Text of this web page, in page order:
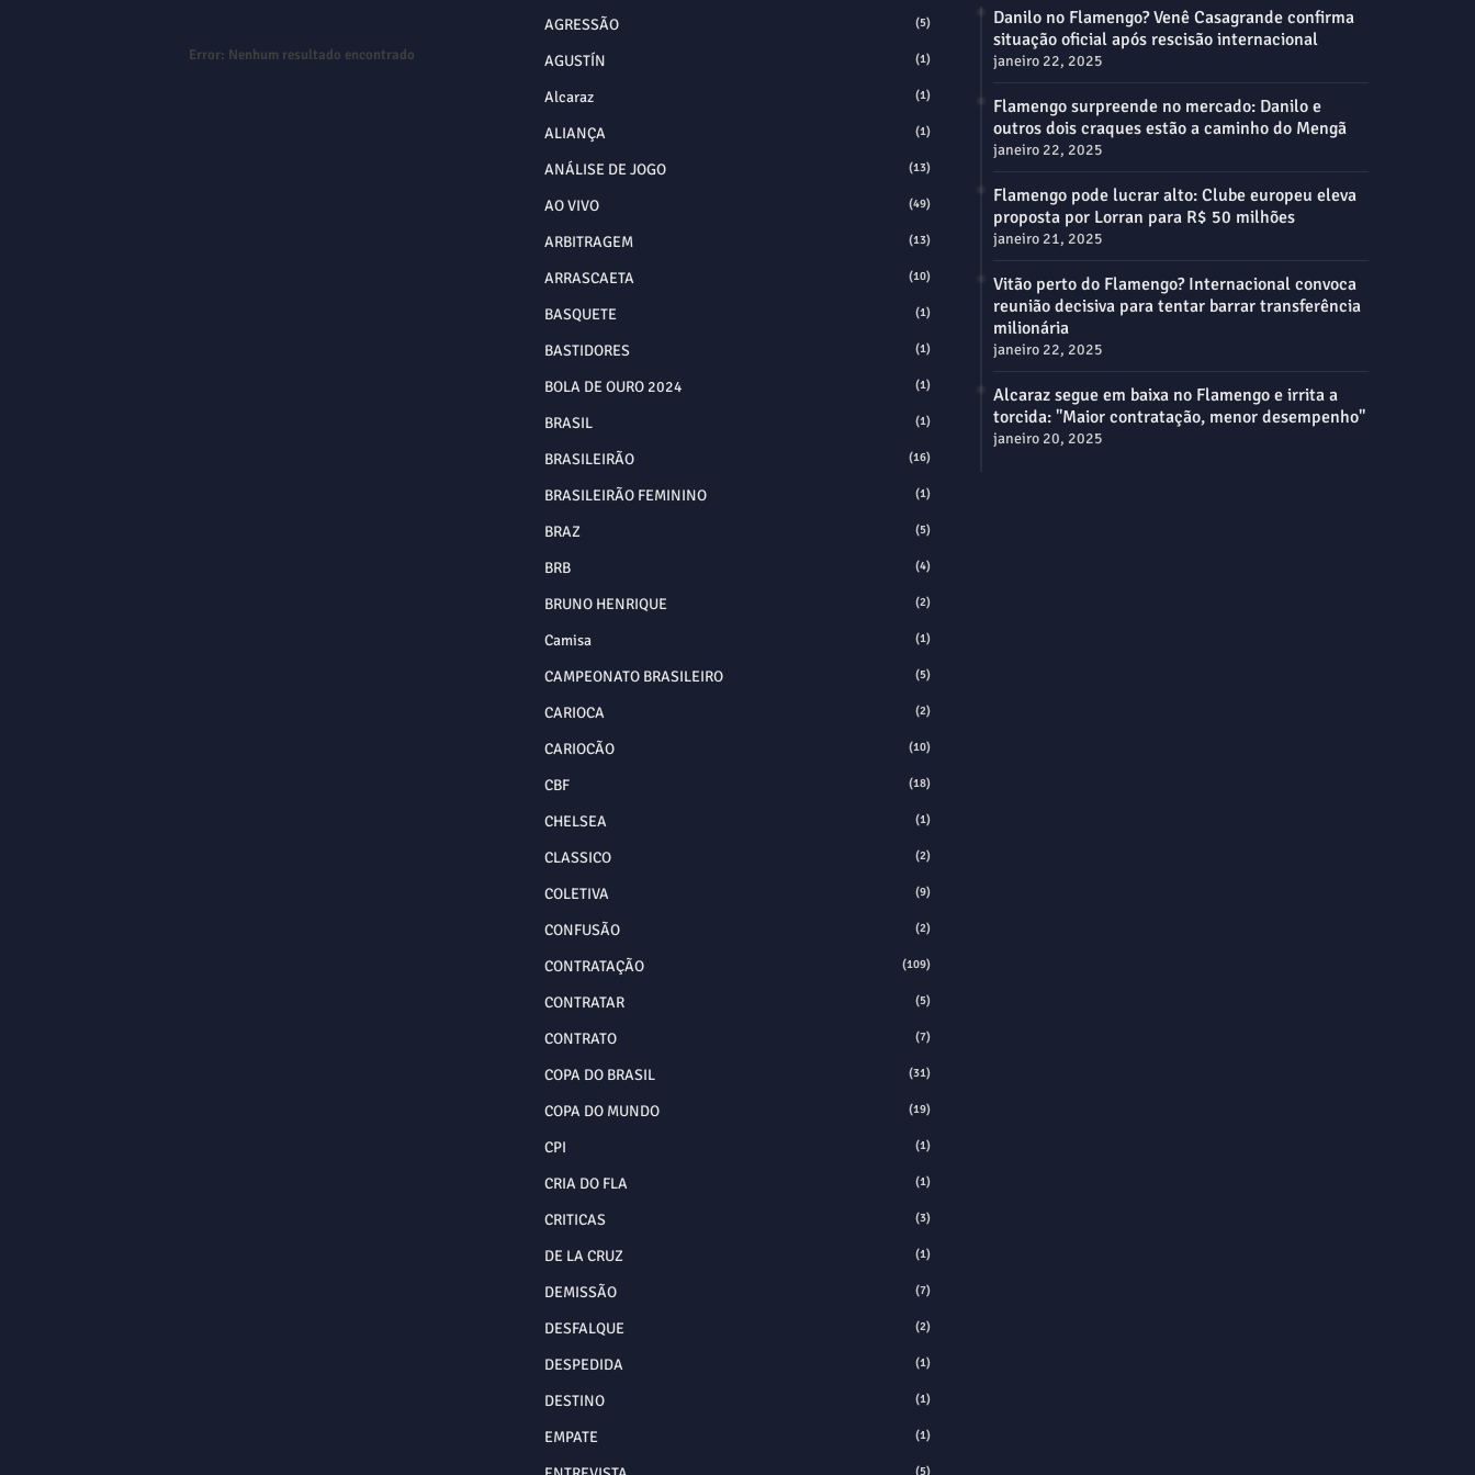
Error: Nenhum resultado encontrado
AGRESSÃO (5)
AGUSTÍN (1)
Alcaraz (1)
ALIANÇA (1)
ANÁLISE DE JOGO (13)
AO VIVO (49)
ARBITRAGEM (13)
ARRASCAETA (10)
BASQUETE (1)
BASTIDORES (1)
BOLA DE OURO 2024 (1)
BRASIL (1)
BRASILEIRÃO (16)
BRASILEIRÃO FEMININO (1)
BRAZ (5)
BRB (4)
BRUNO HENRIQUE (2)
Camisa (1)
CAMPEONATO BRASILEIRO (5)
CARIOCA (2)
CARIOCÃO (10)
CBF (18)
CHELSEA (1)
CLASSICO (2)
COLETIVA (9)
CONFUSÃO (2)
CONTRATAÇÃO (109)
CONTRATAR (5)
CONTRATO (7)
COPA DO BRASIL (31)
COPA DO MUNDO (19)
CPI (1)
CRIA DO FLA (1)
CRITICAS (3)
DE LA CRUZ (1)
DEMISSÃO (7)
DESFALQUE (2)
DESPEDIDA (1)
DESTINO (1)
EMPATE (1)
(5)
Danilo no Flamengo? Venê Casagrande confirma
situação oficial após rescisão internacional
janeiro 22, 2025
Flamengo surpreende no mercado: Danilo e
outros dois craques estão a caminho do Mengã
janeiro 22, 2025
Flamengo pode lucrar alto: Clube europeu eleva
proposta por Lorran para R$ 50 milhões
janeiro 21, 2025
Vitão perto do Flamengo? Internacional convoca
reunião decisiva para tentar barrar transferência
milionária
janeiro 22, 2025
Alcaraz segue em baixa no Flamengo e irrita a
torcida: "Maior contratação, menor desempenho"
janeiro 20, 2025